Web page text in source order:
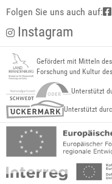
Folgen Sie uns auch auf:
Instagram
Gefördert mit Mitteln
Forschung und Kultur
Unterstützt
Unterstützt